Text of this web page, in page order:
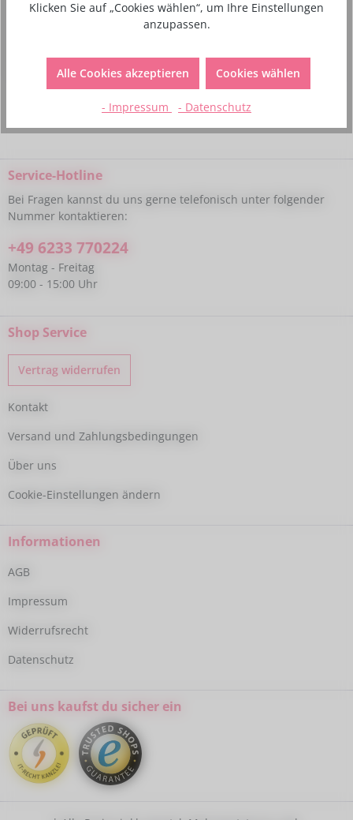
Service-Hotline
Bei Fragen kannst du uns gerne telefonisch unter folgender
Nummer kontaktieren:
+49 6233 770224
Montag - Freitag
09:00 - 15:00 Uhr
Shop Service
Vertrag widerrufen
Kontakt
Versand und Zahlungsbedingungen
Über uns
Cookie-Einstellungen ändern
Informationen
AGB
Impressum
Widerrufsrecht
Datenschutz
Bei uns kaufst du sicher ein
Klicken Sie auf „Cookies wählen“, um Ihre Einstellungen
anzupassen.
Alle Cookies akzeptieren Cookies wählen
- Impressum - Datenschutz